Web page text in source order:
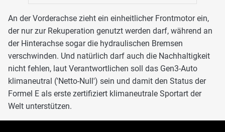
An der Vorderachse zieht ein einheitlicher Frontmotor ein,
der nur zur Rekuperation genutzt werden darf, während an
der Hinterachse sogar die hydraulischen Bremsen
verschwinden. Und natürlich darf auch die Nachhaltigkeit
nicht fehlen, laut Verantwortlichen soll das Gen3-Auto
klimaneutral ('Netto-Null') sein und damit den Status der
Formel E als erste zertifiziert klimaneutrale Sportart der
Welt unterstützen.